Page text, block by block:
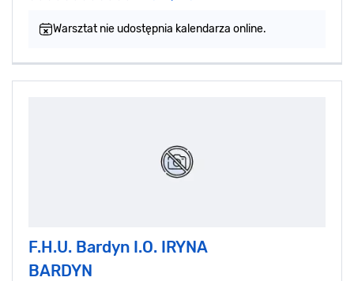
Warsztat nie udostępnia kalendarza online.
F.H.U. Bardyn I.O. IRYNA
BARDYN